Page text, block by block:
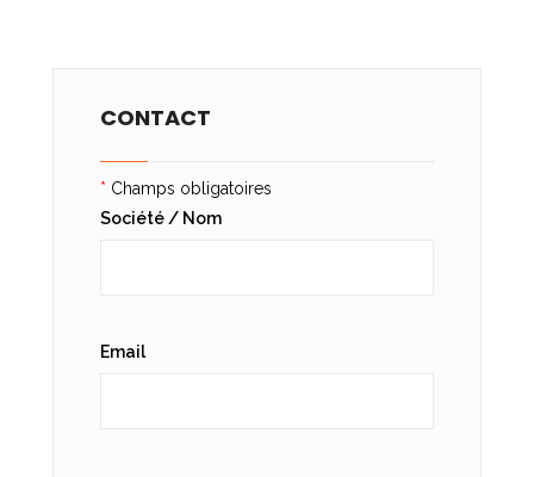
CONTACT
* Champs obligatoires
Société / Nom
Email